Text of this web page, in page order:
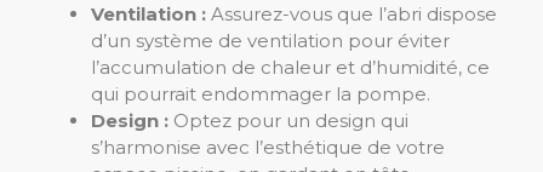
Ventilation : Assurez-vous que l’abri dispose
d’un système de ventilation pour éviter
l’accumulation de chaleur et d’humidité, ce
qui pourrait endommager la pompe.
Design : Optez pour un design qui
s’harmonise avec l’esthétique de votre